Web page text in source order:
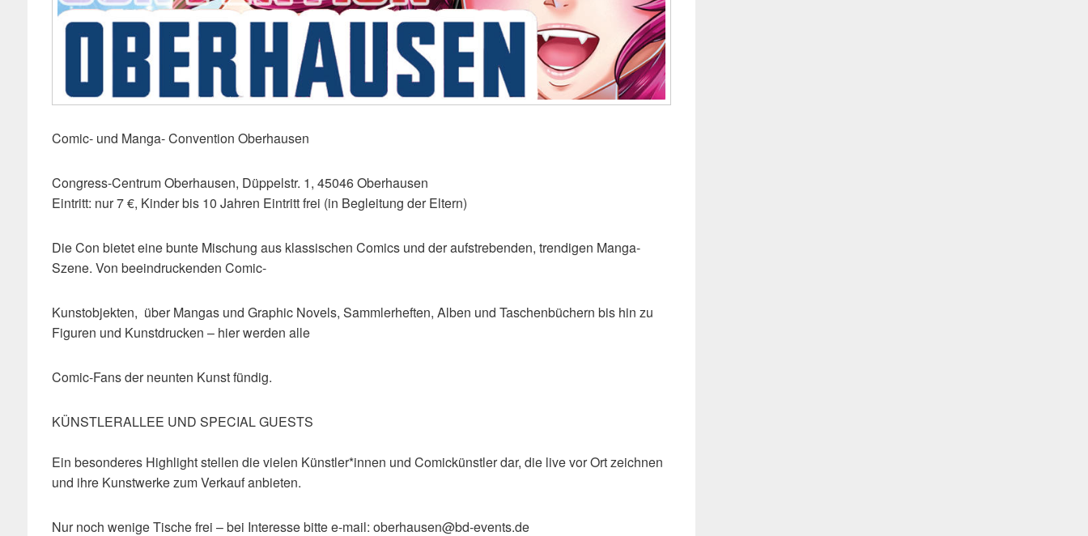
Comic- und Manga- Convention Oberhausen
Congress-Centrum Oberhausen, Düppelstr. 1, 45046 Oberhausen
Eintritt: nur 7 €, Kinder bis 10 Jahren Eintritt frei (in Begleitung der Eltern)
Die Con bietet eine bunte Mischung aus klassischen Comics und der aufstrebenden, trendigen Manga-
Szene. Von beeindruckenden Comic-
Kunstobjekten, über Mangas und Graphic Novels, Sammlerheften, Alben und Taschenbüchern bis hin zu
Figuren und Kunstdrucken – hier werden alle
Comic-Fans der neunten Kunst fündig.
KÜNSTLERALLEE UND SPECIAL GUESTS
Ein besonderes Highlight stellen die vielen Künstler*innen und Comickünstler dar, die live vor Ort zeichnen
und ihre Kunstwerke zum Verkauf anbieten.
Nur noch wenige Tische frei – bei Interesse bitte e-mail: oberhausen@bd-events.de